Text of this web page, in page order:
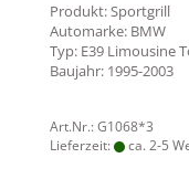
Produkt: Sportgrill
Automarke: BMW
Typ: E39 Limousine
Baujahr: 1995-2003
Art.Nr.: G1068*3
Lieferzeit:
ca. 2-5